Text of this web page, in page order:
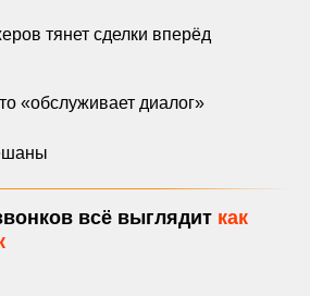
тянет сделки вперёд
«обслуживает диалог»
всё выглядит как